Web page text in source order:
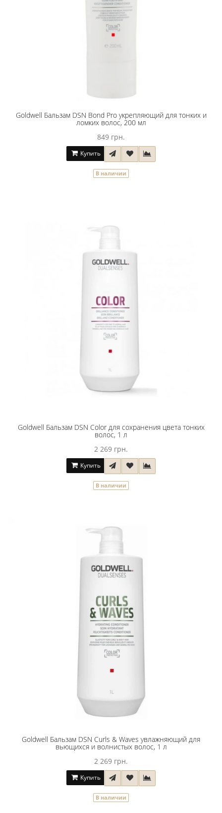
Goldwell Бальзам DSN Bond Pro укрепляющий для тонких и
ломких волос, 200 мл
849 грн.
Купить
В наличии
Goldwell Бальзам DSN Color для сохранения цвета тонких
волос, 1 л
2 269 грн.
Купить
В наличии
Goldwell Бальзам DSN Curls & Waves увлажняющий для
вьющихся и волнистых волос, 1 л
2 269 грн.
Купить
В наличии